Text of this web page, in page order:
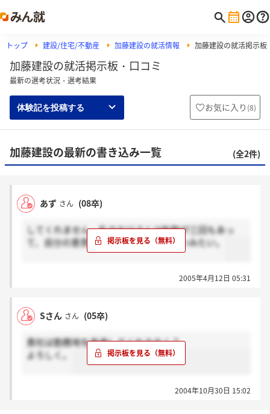
トップ 建設/住宅/不動産 加藤建設の就活情報 加藤建設の就活掲示板
加藤建設の就活掲示板・口コミ
最新の選考状況・選考結果
体験記を投稿する お気に入り (8)
加藤建設の最新の書き込み一覧 (全2件)
あず さん (08卒)
してくれません。私のお父さんは転勤が三回もあっ
て、自分の意思じゃあまり決められないみたい。
2005年4月12日 05:31
Sさん さん (05卒)
貴社は勤務地を考慮してくれるの！？
よろしく。
2004年10月30日 15:02